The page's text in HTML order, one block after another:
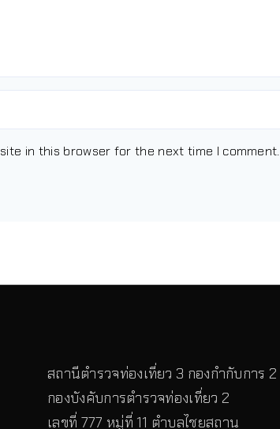
in this browser for the next time I comment.
สถานีตำรวจท่องเที่ยว 3 กองกำกับการ 2
กองบังคับการตำรวจท่องเที่ยว 2
เลขที่ 777 หมู่ที่ 11 ตำบลไชยสถาน